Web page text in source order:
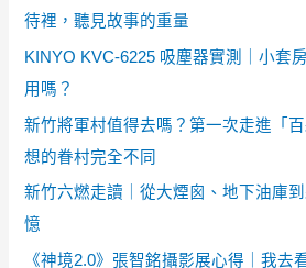
待裡，聽見故事的重量
KINYO KVC-6225 吸塵器實測｜小套
用嗎？
新竹將軍村值得去嗎？第一次走進「
想的眷村完全不同
新竹六燃走讀｜從大煙囪、地下油庫
憶
《神境2.0》張智銘攝影展心得｜我去